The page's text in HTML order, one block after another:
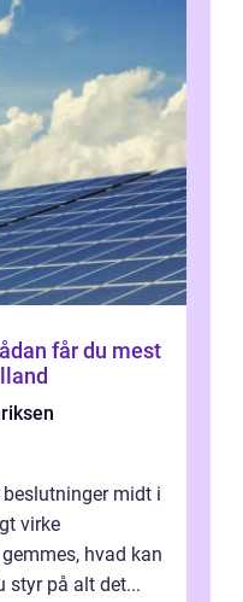
midt i
virke
hvad kan
styr på alt det...